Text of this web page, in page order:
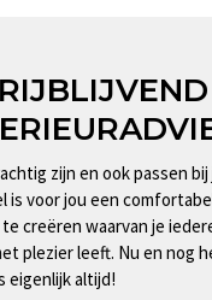
zijn en ook passen
is voor jou een
creëren waarvan je
plezier leeft. Nu en nog
eigenlijk altijd!